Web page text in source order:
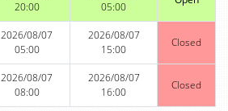
20:00
05:00
2026/08/07
05:00
2026/08/07
15:00
Closed
2026/08/07
08:00
2026/08/07
16:00
Closed